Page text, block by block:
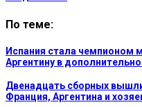
По теме:
Испания стала чемпионом
Аргентину в
Двенадцать сборных
Франция, Аргентина и